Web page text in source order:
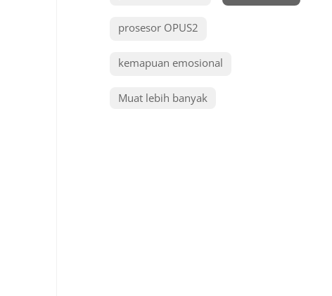
prosesor OPUS2
kemapuan emosional
Muat lebih banyak